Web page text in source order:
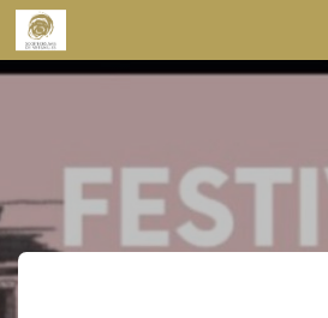
Skip to content